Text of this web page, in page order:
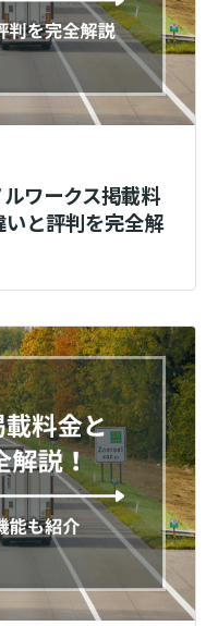
ワークス掲載料
と評判を完全解